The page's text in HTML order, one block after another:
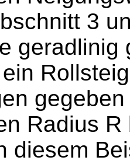
3
geradlinig
Radius
diesem